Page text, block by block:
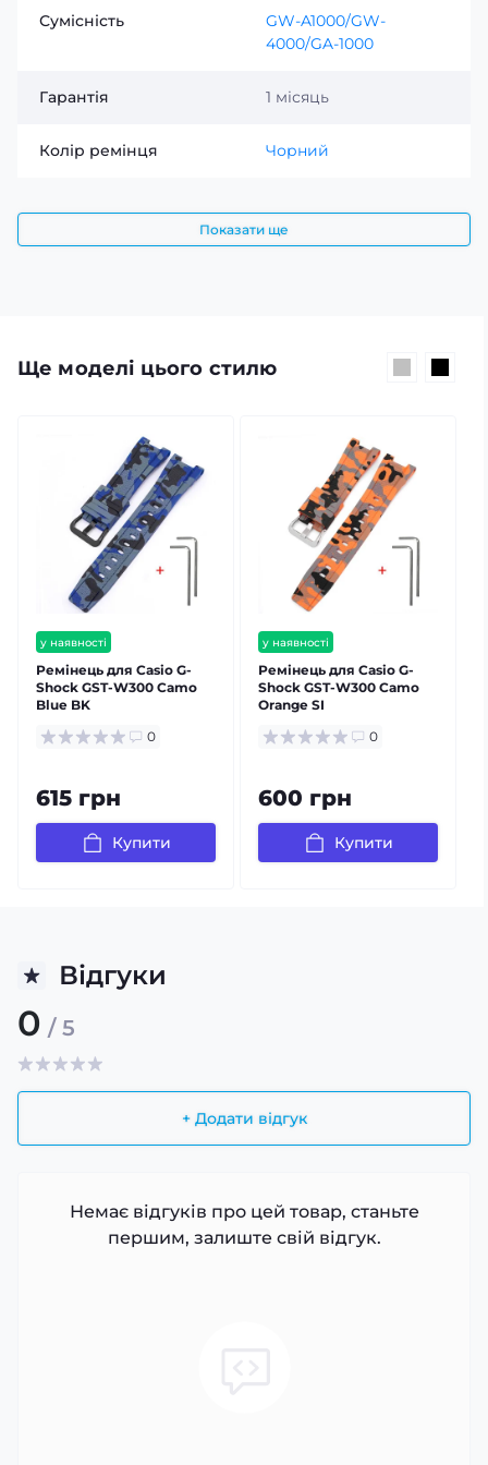
Сумісність
GW-A1000/GW-
4000/GA-1000
Гарантія 1 місяць
Колір ремінця Чорний
Показати ще
Ще моделі цього стилю
у наявності
Ремінець для Casio G-
Shock GST-W300 Camo
Blue BK
0
615 грн
Купити
у наявності
Ремінець для Casio G-
Shock GST-W300 Camo
Orange SI
0
600 грн
Купити
Відгуки
0 / 5
+ Додати відгук
Немає відгуків про цей товар, станьте
першим, залиште свій відгук.